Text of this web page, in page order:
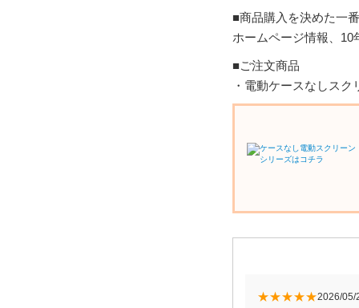
■商品購入を決めた一
ホームページ情報、10
■ご注文商品
・電動ケースなしス
★★★★★2026/05/